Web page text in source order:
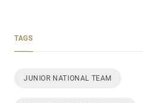
TAGS
JUNIOR NATIONAL TEAM